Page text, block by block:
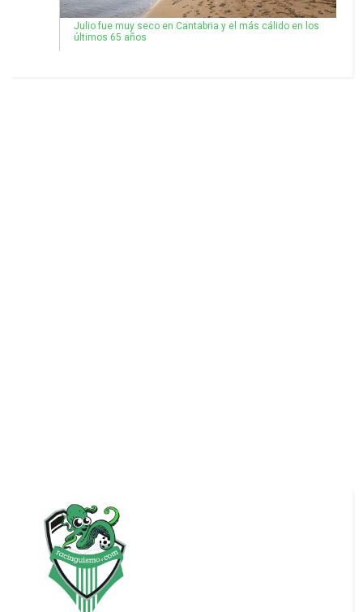
Julio fue muy seco en Cantabria y el más cálido en los
últimos 65 años